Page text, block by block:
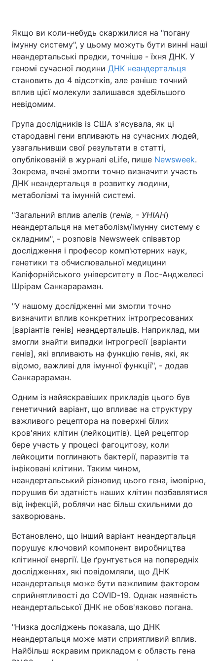
Якщо ви коли-небудь скаржилися на "погану
імунну систему", у цьому можуть бути винні наші
неандертальські предки, точніше - їхня ДНК. У
геномі сучасної людини ДНК неандертальця
становить до 4 відсотків, але раніше точний
вплив цієї молекули залишався здебільшого
невідомим.
Група дослідників із США з'ясувала, як ці
стародавні гени впливають на сучасних людей,
узагальнивши свої результати в статті,
опублікованій в журналі eLife, пише Newsweek.
Зокрема, вчені змогли точно визначити участь
ДНК неандертальця в розвитку людини,
метаболізмі та імунній системі.
"Загальний вплив алелів (генів, - УНІАН)
неандертальця на метаболізм/імунну систему є
складним", - розповів Newsweek співавтор
дослідження і професор комп'ютерних наук,
генетики та обчислювальної медицини
Каліфорнійського університету в Лос-Анджелесі
Шрірам Санкарараман.
"У нашому дослідженні ми змогли точно
визначити вплив конкретних інтрогресованих
[варіантів генів] неандертальців. Наприклад, ми
змогли знайти випадки інтрогресії [варіанти
генів], які впливають на функцію генів, які, як
відомо, важливі для імунної функції", - додав
Санкарараман.
Одним із найяскравіших прикладів цього був
генетичний варіант, що впливає на структуру
важливого рецептора на поверхні білих
кров'яних клітин (лейкоцитів). Цей рецептор
бере участь у процесі фагоцитозу, коли
лейкоцити поглинають бактерії, паразитів та
інфіковані клітини. Таким чином,
неандертальський різновид цього гена, імовірно,
порушив би здатність наших клітин позбавлятися
від інфекцій, роблячи нас більш схильними до
захворювань.
Встановлено, що інший варіант неандертальця
порушує ключовий компонент виробництва
клітинної енергії. Це ґрунтується на попередніх
дослідженнях, які повідомляли, що ДНК
неандертальця може бути важливим фактором
сприйнятливості до COVID-19. Однак наявність
неандертальської ДНК не обов'язково погана.
"Низка досліджень показала, що ДНК
неандертальця може мати сприятливий вплив.
Найбільш яскравим прикладом є область гена